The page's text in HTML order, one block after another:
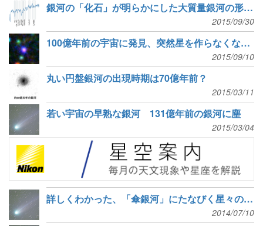
銀河の「化石」が明らかにした大質量銀河の形成と進化
2015/09/30
100億年前の宇宙に発見、突然星を作らなくなった「マエストロ」銀河
2015/09/10
丸い円盤銀河の出現時期は70億年前？
2015/03/11
若い宇宙の早熟な銀河 131億年前の銀河に塵
2015/03/04
詳しくわかった、「傘銀河」にたなびく星々の運動
2014/07/10